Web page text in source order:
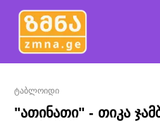
ტაბლოიდი
"ათინათი" - თიკა